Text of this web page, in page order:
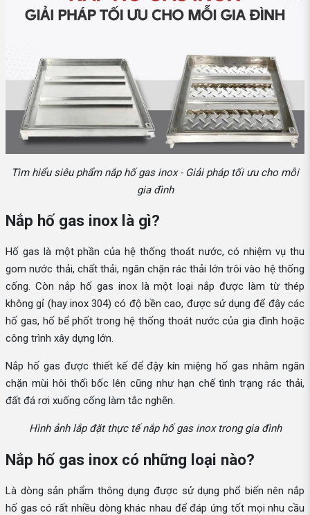
Tìm hiểu siêu phẩm nắp hố gas inox - Giải pháp tối ưu cho mỗi
gia đình
Nắp hố gas inox là gì?
Hố gas là một phần của hệ thống thoát nước, có nhiệm vụ thu
gom nước thải, chất thải, ngăn chặn rác thải lớn trôi vào hệ thống
cống. Còn nắp hố gas inox là một loại nắp được làm từ thép
không gỉ (hay inox 304) có độ bền cao, được sử dụng để đậy các
hố gas, hố bể phốt trong hệ thống thoát nước của gia đình hoặc
công trình xây dựng lớn.
Nắp hố gas được thiết kế để đậy kín miệng hố gas nhằm ngăn
chặn mùi hôi thối bốc lên cũng như hạn chế tình trạng rác thải,
đất đá rơi xuống cống làm tắc nghẽn.
Hình ảnh lắp đặt thực tế nắp hố gas inox trong gia đình
Nắp hố gas inox có những loại nào?
Là dòng sản phẩm thông dụng được sử dụng phổ biến nên nắp
hố gas có rất nhiều dòng khác nhau để đáp ứng tốt mọi nhu cầu